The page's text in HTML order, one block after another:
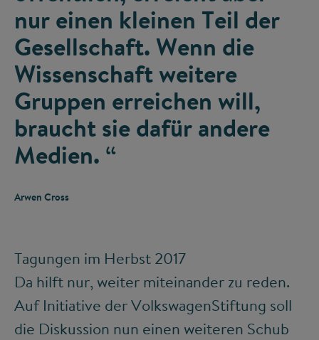
nur einen kleinen Teil der
Gesellschaft. Wenn die
Wissenschaft weitere
Gruppen erreichen will,
braucht sie dafür andere
Medien. “
Arwen Cross
Tagungen im Herbst 2017
Da hilft nur, weiter miteinander zu reden.
Auf Initiative der VolkswagenStiftung soll
die Diskussion nun einen weiteren Schub